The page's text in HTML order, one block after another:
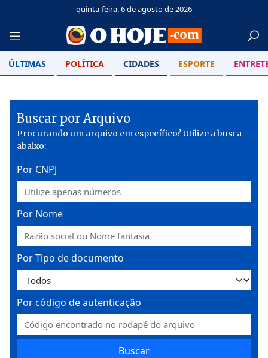
quinta-feira, 6 de agosto de 2026
ÚLTIMAS POLÍTICA CIDADES ESPORTE
Buscar por Arquivo
Procurando um arquivo em específico? Utilize a busca
abaixo:
Por CNPJ
Por Nome
Por Tipo de documento
Por código de autenticação
Buscar